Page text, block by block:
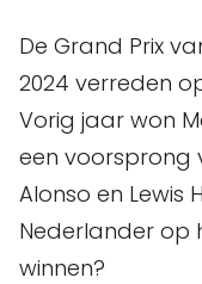
De Grand Prix
2024 verreden
Vorig jaar won
een voorsprong
Alonso en Lewis
Nederlander op
winnen?